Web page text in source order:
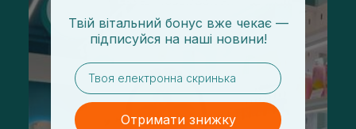
Твій вітальний бонус вже чекає —
підписуйся на наші новини!
email
Отримати знижку